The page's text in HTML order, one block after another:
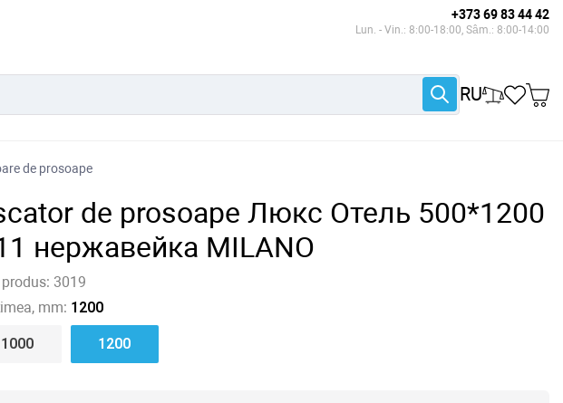
+373 69 83 44 42
Lun. - Vin.: 8:00-18:00, Sâm.: 8:00-14:00
RU
de prosoape
de prosoape Люкс Отель 500*1200
нержавейка MILANO
3019
mm: 1200
1000 1200